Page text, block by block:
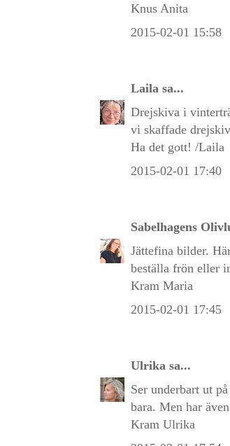
Knus Anita
2015-02-01 15:58
Laila sa...
Drejskiva i
vi skaffade
Ha det gott! /Laila
2015-02-01 17:40
Sabelhagens
Jättefina bilder.
beställa frön eller
Kram Maria
2015-02-01 17:45
Ulrika sa...
Ser underbart ut
bara. Men har
Kram Ulrika